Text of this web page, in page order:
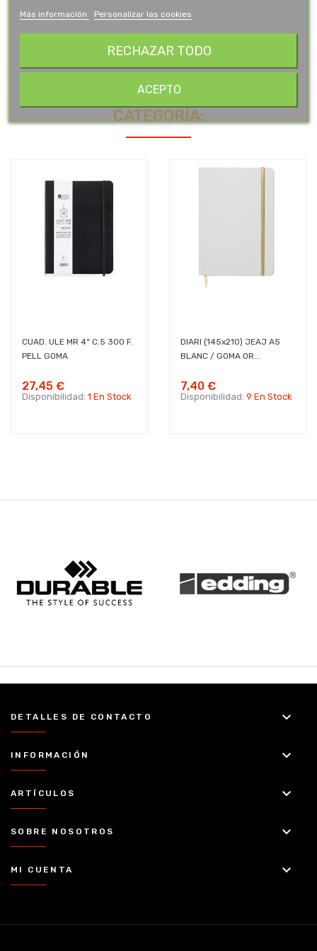
CATEGORÍA:
CUAD. ULE MR 4º C.5 300 F.
PELL GOMA
27,45 €
Disponibilidad: 1 En Stock
DIARI (145x210) JEAJ A5
BLANC / GOMA OR...
7,40 €
Disponibilidad: 9 En Stock
DETALLES DE CONTACTO keyboard_arrow_down
INFORMACIÓN keyboard_arrow_down
ARTÍCULOS keyboard_arrow_down
SOBRE NOSOTROS keyboard_arrow_down
MI CUENTA keyboard_arrow_down
Más información Personalizar las cookies
RECHAZAR TODO
ACEPTO